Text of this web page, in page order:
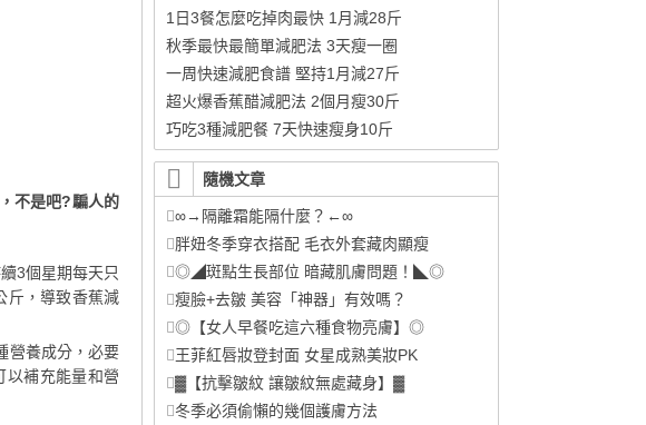
不是吧?騙人的
3個星期每天只
斤，導致香蕉減
營養成分，必要
以補充能量和營
1日3餐怎麼吃掉肉最快 1月減28斤
秋季最快最簡單減肥法 3天瘦一圈
一周快速減肥食譜 堅持1月減27斤
超火爆香蕉醋減肥法 2個月瘦30斤
巧吃3種減肥餐 7天快速瘦身10斤
隨機文章
∞→隔離霜能隔什麼？←∞
胖妞冬季穿衣搭配 毛衣外套藏肉顯瘦
◎◢斑點生長部位 暗藏肌膚問題！◣◎
瘦臉+去皺 美容「神器」有效嗎？
◎【女人早餐吃這六種食物亮膚】◎
王菲紅唇妝登封面 女星成熟美妝PK
▓【抗擊皺紋 讓皺紋無處藏身】▓
冬季必須偷懶的幾個護膚方法